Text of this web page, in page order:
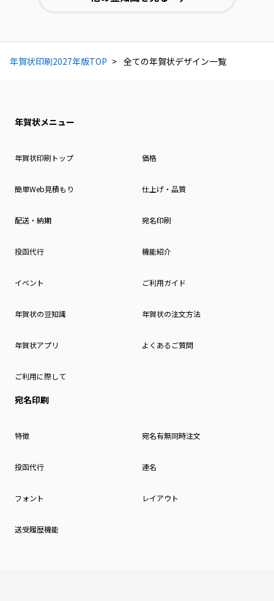
年賀状印刷2027年版TOP 全ての年賀状デザイン一覧
年賀状メニュー
年賀状印刷トップ 価格
簡単Web見積もり 仕上げ・品質
配送・納期 宛名印刷
投函代行 機能紹介
イベント ご利用ガイド
年賀状の豆知識 年賀状の注文方法
年賀状アプリ よくあるご質問
ご利用に際して
宛名印刷
特徴 宛名有無同時注文
投函代行 連名
フォント レイアウト
送受履歴機能